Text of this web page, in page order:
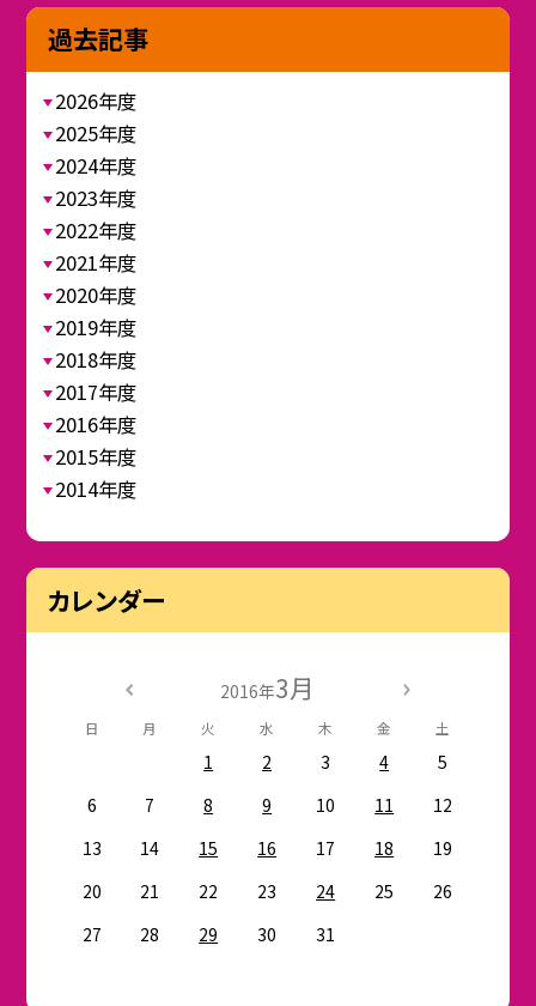
過去記事
2026年度
2025年度
2024年度
2023年度
2022年度
2021年度
2020年度
2019年度
2018年度
2017年度
2016年度
2015年度
2014年度
カレンダー
2016年3月
日 月 火 水 木 金 土
1 2 3 4
5
6
7 8 9 10 11
12
13
14 15 16 17 18
19
20
21 22 23 24 25
26
27
28 29 30 31